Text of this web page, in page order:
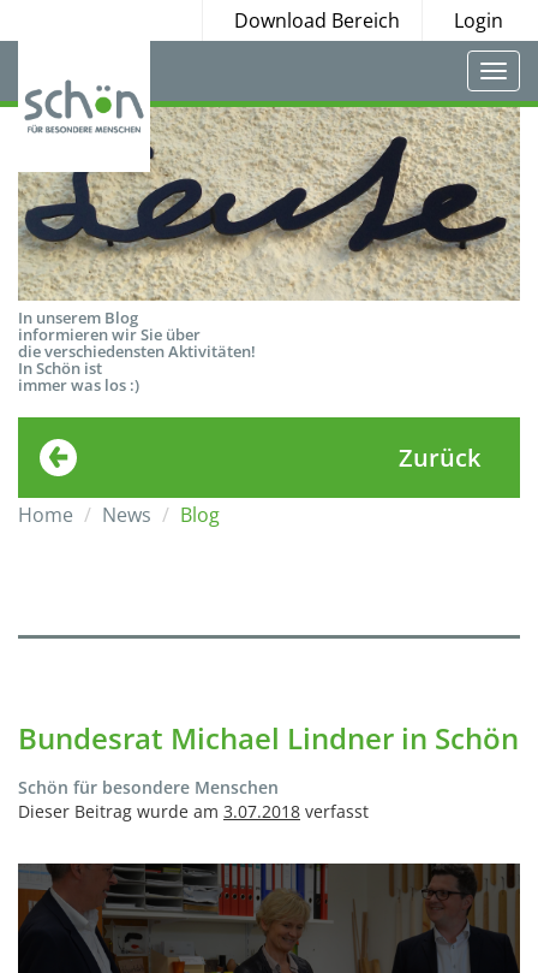
Download Bereich Login
In unserem Blog
informieren wir Sie über
die verschiedensten Aktivitäten!
In Schön ist
immer was los :)
Zurück
Home News Blog
Bundesrat Michael Lindner in Schön
Schön für besondere Menschen
Dieser Beitrag wurde am 3.07.2018 verfasst